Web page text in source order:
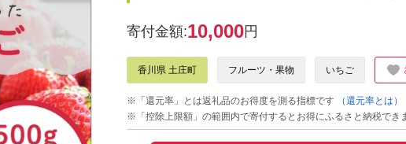
寄付金額:10,000円
香川県 土庄町 フルーツ・果物 いちご
※「還元率」とは返礼品のお得度を測る指標です
（還元率とは）
※「控除上限額」の範囲内で寄付するとお得にふるさと納税でき